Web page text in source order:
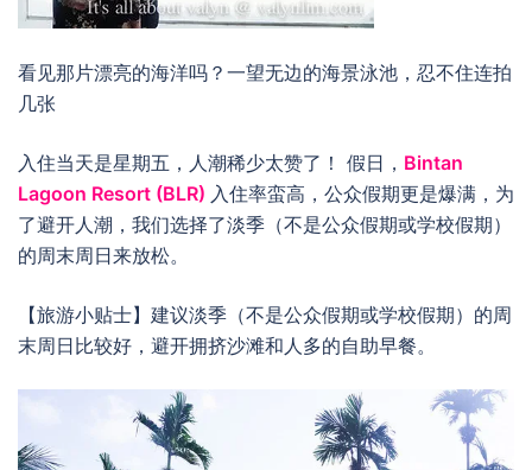
看见那片漂亮的海洋吗？一望无边的海景泳池，忍不住连拍
几张
入住当天是星期五，人潮稀少太赞了！ 假日， Bintan
Lagoon Resort (BLR) 入住率蛮高，公众假期更是爆满，为
了避开人潮，我们选择了淡季（不是公众假期或学校假期）
的周末周日来放松。
【旅游小贴士】建议淡季（不是公众假期或学校假期）的周
末周日比较好，避开拥挤沙滩和人多的自助早餐。